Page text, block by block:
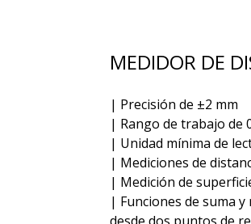
MEDIDOR DE
| Precisión de ±2 mm
| Rango de trabajo de
| Unidad mínima de
| Mediciones de
| Medición de
| Funciones de suma